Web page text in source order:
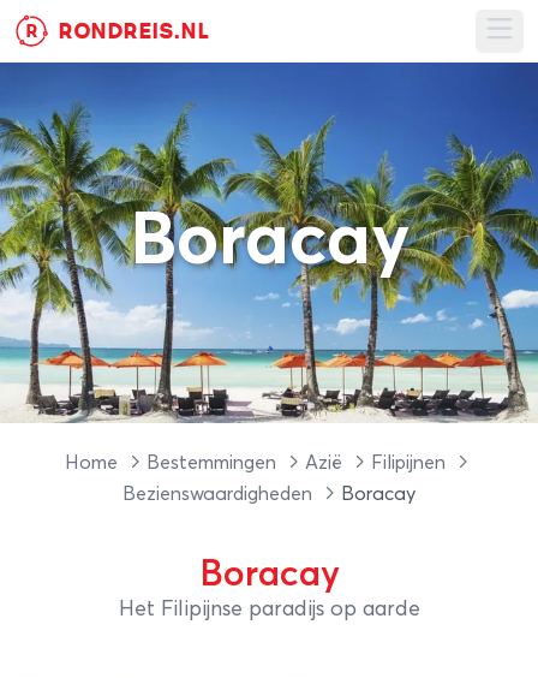
R RONDREIS.NL
Boracay
Home Bestemmingen Azië
Filipijnen
Bezienswaardigheden
Boracay
Boracay
Het Filipijnse paradijs op aarde